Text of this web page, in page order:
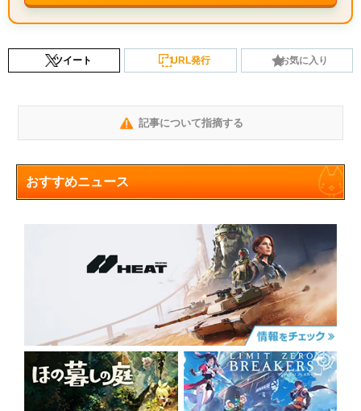
ツイート URL発行 お気に入り
記事について指摘する
おすすめニュース